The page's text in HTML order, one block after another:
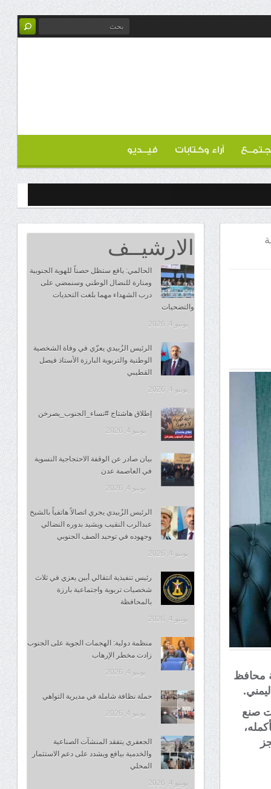
آراء وكتابات فيــديو
محافظ
صنع
الارشيــف
الحالمي: يافع ستظل حصناً للهوية الجنوبية
ومنارة للنضال الوطني وسنمضي على
درب الشهداء مهما بلغت التحديات
والتضحيات
يونيو 4, 2026
الرئيس الزُبيدي يعزّي في وفاة الشخصية
الوطنية والتربوية البارزة الأستاذ فيصل
القطيبي
يونيو 4, 2026
إطلاق هاشتاج #نساء_الجنوب_يصرخن
يونيو 4, 2026
بيان صادر عن الوقفة الاحتجاجية النسوية
في العاصمة عدن
يونيو 4, 2026
الرئيس الزُبيدي يجري اتصالاً هاتفياً بالشيخ
عبدالرب النقيب ويشيد بدوره النضالي
وجهوده في توحيد الصف الجنوبي
يونيو 4, 2026
رئيس تنفيذية انتقالي أبين يعزي في ثلاث
شخصيات تربوية واجتماعية بارزة
بالمحافظة
يونيو 4, 2026
منظمة دولية: الهجمات الجوية على الجنوب
زادت مخطر الإرهاب
يونيو 4, 2026
حملة نظافة شاملة في مديرية التواهي
يونيو 4, 2026
الجعفري يتفقد المنشآت الصناعية
والخدمية بيافع ويشدد على دعم الاستثمار
المحلي
يونيو 4, 2026